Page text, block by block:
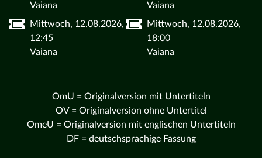
Vaiana
Vaiana
Mittwoch, 12.08.2026,
12:45
Vaiana
Mittwoch, 12.08.2026,
18:00
Vaiana
OmU = Originalversion mit Untertiteln
OV = Originalversion ohne Untertitel
OmeU = Originalversion mit englischen Untertiteln
DF = deutschsprachige Fassung